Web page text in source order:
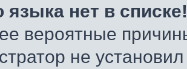
языка нет в списке!
вероятные
не